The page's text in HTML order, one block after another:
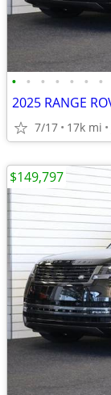
• • • • • • •
7/17 17k mi
$149,797